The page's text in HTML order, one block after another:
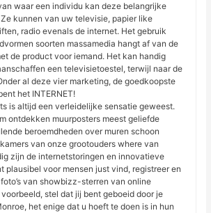
waar een individu kan deze belangrijke
kunnen van uw televisie, papier like
radio evenals de internet. Het gebruik
soorten massamedia hangt af van de
de product voor iemand. Het kan handig
een televisietoestel, terwijl naar de
al deze vier marketing, de goedkoopste
het INTERNET!
is altijd een verleidelijke sensatie geweest.
ontdekken muurposters meest geliefde
beroemdheden over muren schoon
van onze grootouders where van
zijn de internetstoringen en innovatieve
plausibel voor mensen just vind, registreer en
van showbizz-sterren van online
stel dat jij bent geboeid door je
het enige dat u hoeft te doen is in hun